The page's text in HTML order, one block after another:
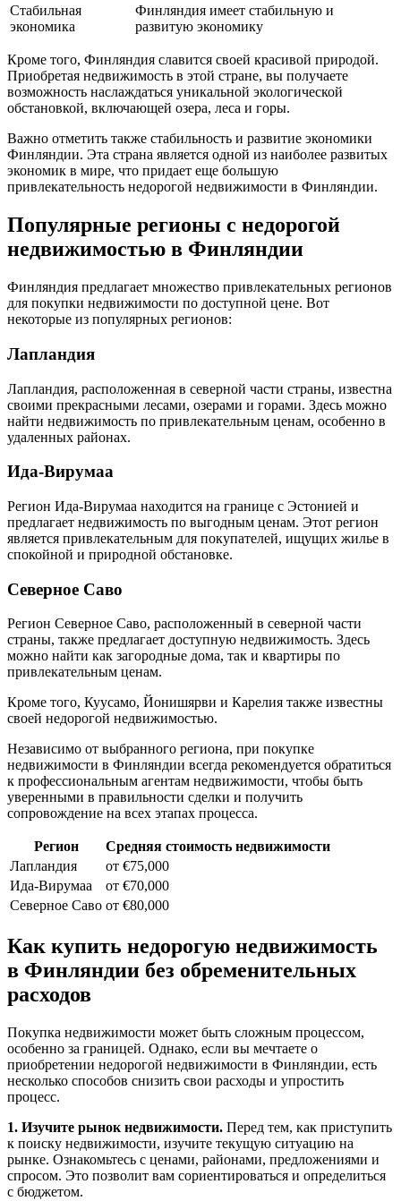
Стабильная
экономика
Финляндия имеет стабильную и
развитую экономику
Кроме того, Финляндия славится своей красивой природой.
Приобретая недвижимость в этой стране, вы получаете
возможность наслаждаться уникальной экологической
обстановкой, включающей озера, леса и горы.
Важно отметить также стабильность и развитие экономики
Финляндии. Эта страна является одной из наиболее развитых
экономик в мире, что придает еще большую
привлекательность недорогой недвижимости в Финляндии.
Популярные регионы с недорогой
недвижимостью в Финляндии
Финляндия предлагает множество привлекательных регионов
для покупки недвижимости по доступной цене. Вот
некоторые из популярных регионов:
Лапландия
Лапландия, расположенная в северной части страны, известна
своими прекрасными лесами, озерами и горами. Здесь можно
найти недвижимость по привлекательным ценам, особенно в
удаленных районах.
Ида-Вирумаа
Регион Ида-Вирумаа находится на границе с Эстонией и
предлагает недвижимость по выгодным ценам. Этот регион
является привлекательным для покупателей, ищущих жилье в
спокойной и природной обстановке.
Северное Саво
Регион Северное Саво, расположенный в северной части
страны, также предлагает доступную недвижимость. Здесь
можно найти как загородные дома, так и квартиры по
привлекательным ценам.
Кроме того, Куусамо, Йонишярви и Карелия также известны
своей недорогой недвижимостью.
Независимо от выбранного региона, при покупке
недвижимости в Финляндии всегда рекомендуется обратиться
к профессиональным агентам недвижимости, чтобы быть
уверенными в правильности сделки и получить
сопровождение на всех этапах процесса.
Регион
Средняя стоимость недвижимости
Лапландия
от €75,000
Ида-Вирумаа
от €70,000
Северное Саво от €80,000
Как купить недорогую недвижимость
в Финляндии без обременительных
расходов
Покупка недвижимости может быть сложным процессом,
особенно за границей. Однако, если вы мечтаете о
приобретении недорогой недвижимости в Финляндии, есть
несколько способов снизить свои расходы и упростить
процесс.
1. Изучите рынок недвижимости. Перед тем, как приступить
к поиску недвижимости, изучите текущую ситуацию на
рынке. Ознакомьтесь с ценами, районами, предложениями и
спросом. Это позволит вам сориентироваться и определиться
с бюджетом.